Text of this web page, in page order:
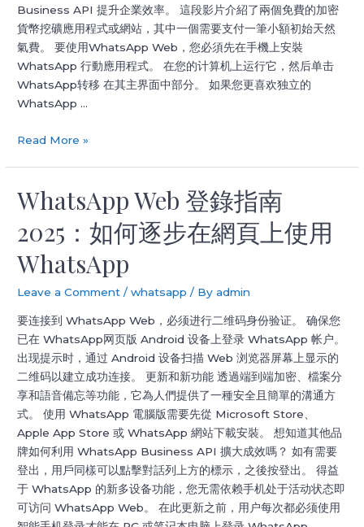
Business API 提升企業效率。 這段影片介紹了兩個免費的加密
貨幣挖礦應用程式或網站，其中一個需要支付一筆小額初始天然
氣費。 要使用WhatsApp Web，您必須先在手機上安裝
WhatsApp 行動應用程式。 在您的计算机上运行它，然后单击
WhatsApp转移 在其主界面中部分。 如果您更喜欢独立的
WhatsApp …
WhatsApp
版
桌
面
及
電
版
使
用
指
南
+Shortcut
【2025】
Read More »
WhatsApp Web 登錄指南
2025：如何逐步在網頁上使用
WhatsApp
Leave a Comment /whatsapp / Byadmin
要连接到 WhatsApp Web，必须进行二维码身份验证。 确保您
已在 WhatsApp网页版 Android 设备上登录 WhatsApp 帐户。
出现提示时，通过 Android 设备扫描 Web 浏览器屏幕上显示的
二维码以建立成功连接。 更新和新功能 透過端到端加密、檔案分
享和語音備忘等功能，它為人們提供了一種安全且簡單的溝通方
式。 使用 WhatsApp 電腦版需要先從 Microsoft Store、
Apple App Store 或 WhatsApp 網站下載安裝。 想知道其他品
牌如何利用 WhatsApp Business API 擴大成效嗎？ 如有需要
登出，用戶同樣可以點擊對話列上方的標示，之後按登出。 得益
于 WhatsApp 的新多设备功能，您无需依赖手机处于活动状态即
可访问 WhatsApp Web。 在此更新之前，用户每次都必须使用